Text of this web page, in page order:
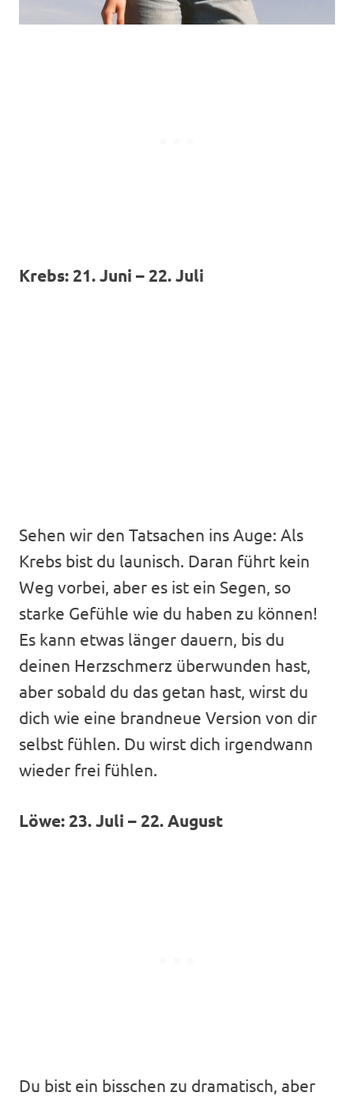
Krebs: 21. Juni – 22. Juli
Sehen wir den Tatsachen ins Auge: Als
Krebs bist du launisch. Daran führt kein
Weg vorbei, aber es ist ein Segen, so
starke Gefühle wie du haben zu können!
Es kann etwas länger dauern, bis du
deinen Herzschmerz überwunden hast,
aber sobald du das getan hast, wirst du
dich wie eine brandneue Version von dir
selbst fühlen. Du wirst dich irgendwann
wieder frei fühlen.
Löwe: 23. Juli – 22. August
Du bist ein bisschen zu dramatisch, aber